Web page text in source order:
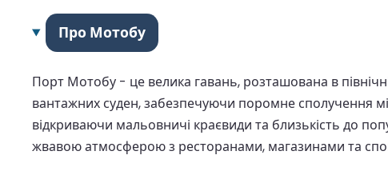
Про Мотобу
Порт Мотобу - це велика гавань, розташована в
вантажних суден, забезпечуючи поромне сполучення
відкриваючи мальовничі краєвиди та близькість до
жвавою атмосферою з ресторанами, магазинами та